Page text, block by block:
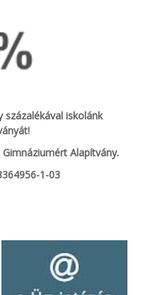
iskolánk
Alapítvány.
1-03